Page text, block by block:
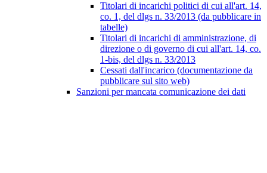
Titolari di incarichi politici di cui all'art. 14,
co. 1, del dlgs n. 33/2013 (da pubblicare in
tabelle)
Titolari di incarichi di amministrazione, di
direzione o di governo di cui all'art. 14, co.
1-bis, del dlgs n. 33/2013
Cessati dall'incarico (documentazione da
pubblicare sul sito web)
Sanzioni per mancata comunicazione dei dati